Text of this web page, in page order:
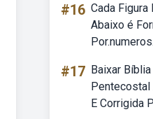
#16 Cada Figura
Abaixo é
#17 Baixar
Pentecostal
E Corrigida